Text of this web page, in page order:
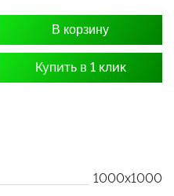
В корзину
Купить в 1 клик
1000x1000